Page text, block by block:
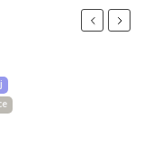
PreviousNext